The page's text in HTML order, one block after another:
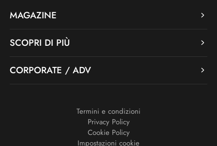
MAGAZINE
SCOPRI DI PIÙ
CORPORATE / ADV
Termini e condizioni
Privacy Policy
Cookie Policy
Impostazioni cookie